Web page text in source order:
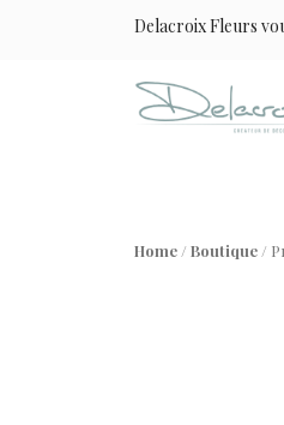
Delacroix Fleurs
Home / Boutique /